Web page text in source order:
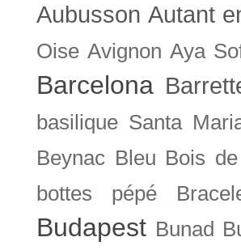
Aubusson Autant
Oise Avignon Aya
Barcelona
basilique Santa
Beynac Bleu Bois
bottes pépé
Budapest Bunad